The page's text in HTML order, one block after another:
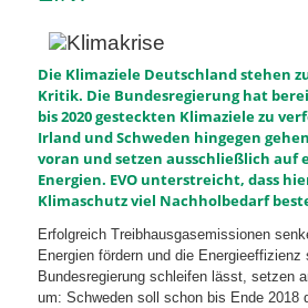
Die Klimaziele Deutschland stehen
Kritik. Die Bundesregierung hat
bis 2020 gesteckten Klimaziele zu
Irland und Schweden hingegen
voran und setzen ausschließlich auf
Energien. EVO unterstreicht, dass
Klimaschutz viel Nachholbedarf
Erfolgreich Treibhausgasemissionen
Energien fördern und die Energieeffizienz
Bundesregierung schleifen lässt, setzen
um: Schweden soll schon bis Ende 2018